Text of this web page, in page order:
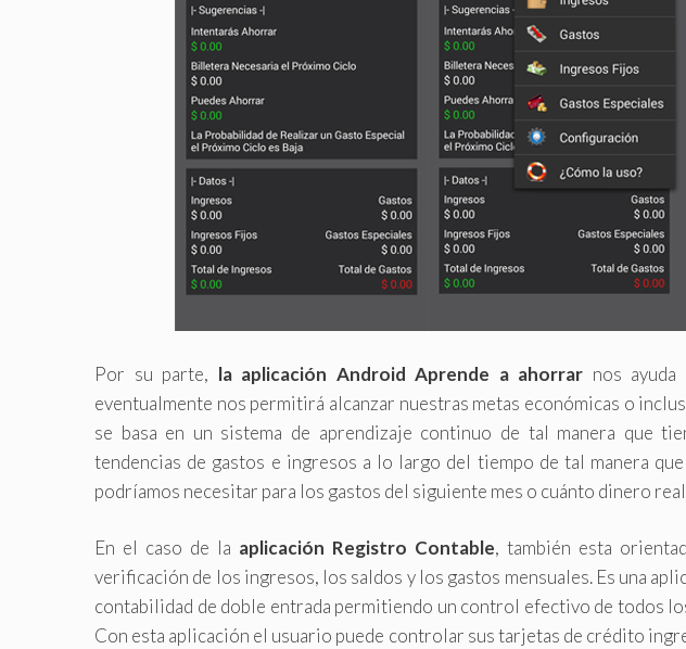
Por su parte, la aplicación Android Aprende a ahorrar nos
eventualmente nos permitirá alcanzar nuestras metas económicas o
se basa en un sistema de aprendizaje continuo de tal manera que
tendencias de gastos e ingresos a lo largo del tiempo de tal manera
podríamos necesitar para los gastos del siguiente mes o cuánto dinero
En el caso de la aplicación Registro Contable, también esta
verificación de los ingresos, los saldos y los gastos mensuales. Es una
contabilidad de doble entrada permitiendo un control efectivo de todos
Con esta aplicación el usuario puede controlar sus tarjetas de crédito